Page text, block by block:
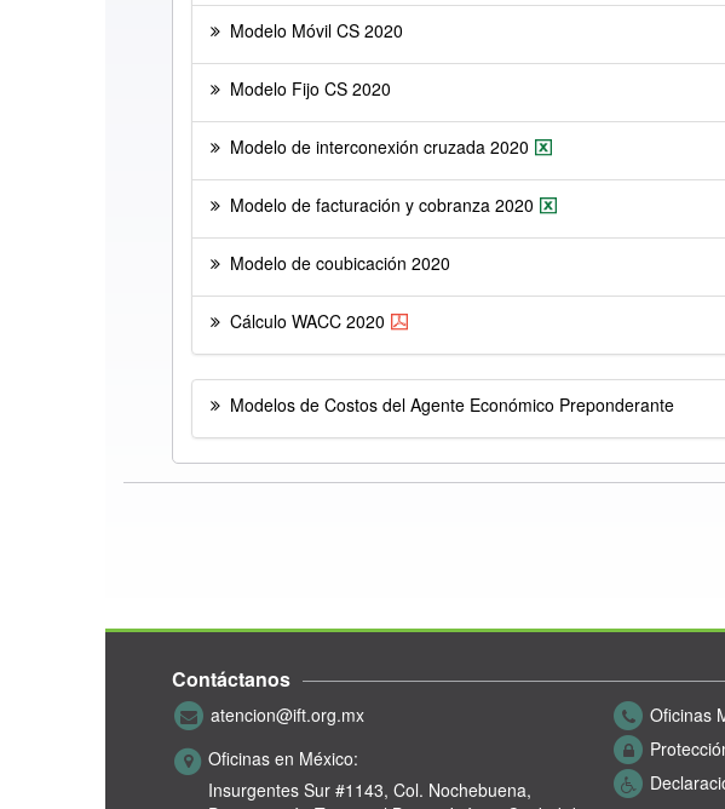
Modelo Móvil CS 2020
Modelo Fijo CS 2020
Modelo de interconexión cruzada 2020
Modelo de facturación y cobranza 2020
Modelo de coubicación 2020
Cálculo WACC 2020
Modelos de Costos del Agente Económico Preponderante
Contáctanos
atencion@ift.org.mx
Oficinas en México:
Insurgentes Sur #1143, Col. Nochebuena,
Oficinas